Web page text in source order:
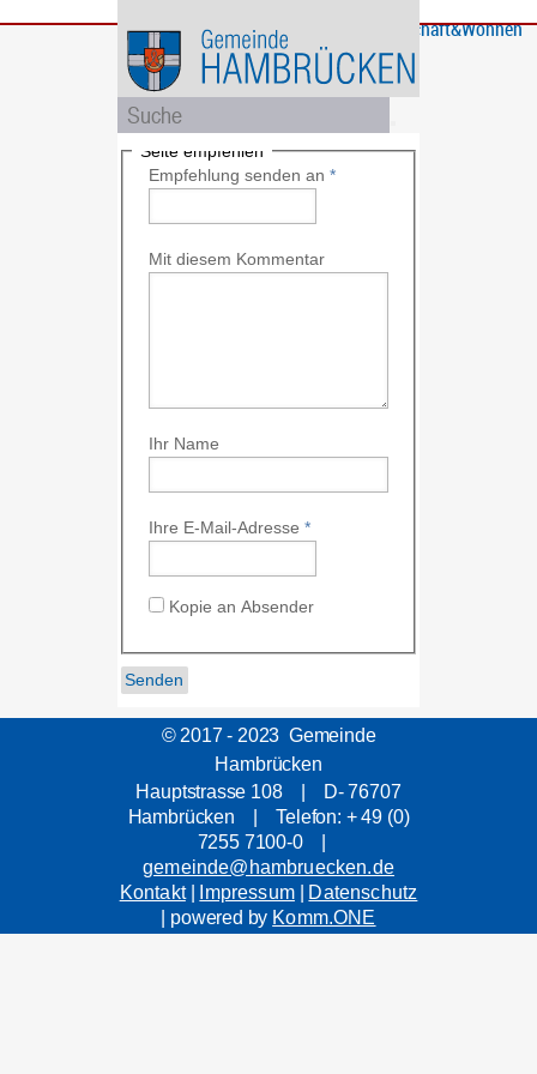
Bürgerservice
GemeindeBildung
und
Soziales
Rathaus
und
Politik
Wirtschaft&Wohnen
Seite empfehlen
Empfehlung senden an *
Mit diesem Kommentar
Ihr Name
Ihre E-Mail-Adresse *
Kopie an Absender
© 2017 - 2023 Gemeinde
Hambrücken
Hauptstrasse 108 | D- 76707
Hambrücken | Telefon: + 49 (0)
7255 7100-0 |
gemeinde@hambruecken.de
Kontakt| Impressum| Datenschutz
| powered by Komm.ONE